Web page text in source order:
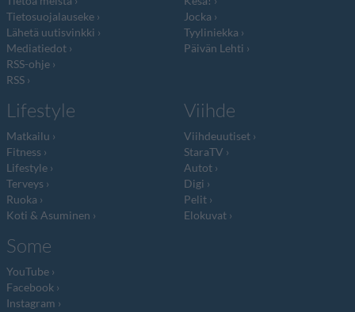
Tietosuojalauseke
Lähetä uutisvinkki
Mediatiedot
RSS-ohje
RSS
Jocka
Tyyliniekka
Päivän Lehti
Lifestyle
Matkailu
Fitness
Lifestyle
Terveys
Ruoka
Koti & Asuminen
Viihde
Viihdeuutiset
StaraTV
Autot
Digi
Pelit
Elokuvat
Some
YouTube
Facebook
Instagram